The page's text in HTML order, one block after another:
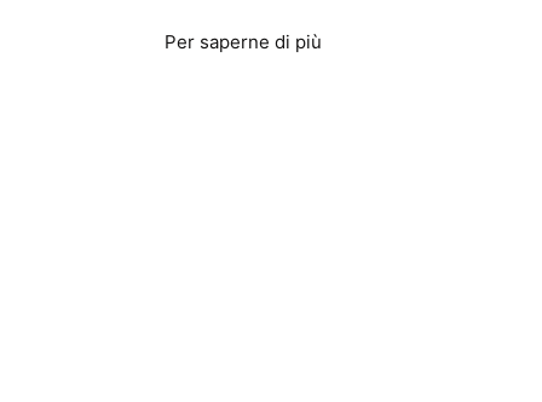
Per saperne di più